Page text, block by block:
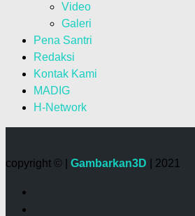
Video
Galeri
Pena Santri
Redaksi
Kontak Kami
MADIG
H-Network
copyright © | Gambarkan3D | 2021